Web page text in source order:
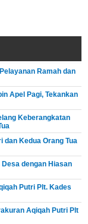
Ramah dan
Apel Pagi, Tekankan
Keberangkatan
dan Kedua Orang Tua
dengan Hiasan
Putri Plt. Kades
Aqiqah Putri Plt